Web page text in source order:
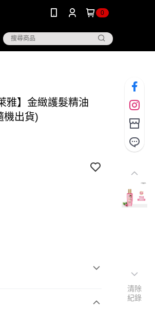
0
雅】金緻護髮精油
機出貨)
清除
紀錄